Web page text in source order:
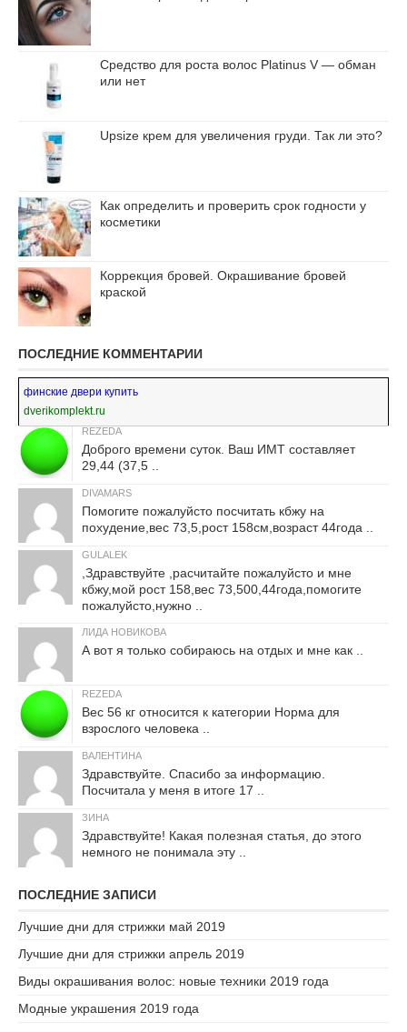
Средство для роста волос Platinus V — обман
или нет
Upsize крем для увеличения груди. Так ли это?
Как определить и проверить срок годности у
косметики
Коррекция бровей. Окрашивание бровей
краской
ПОСЛЕДНИЕ КОММЕНТАРИИ
финские двери купить
dverikomplekt.ru
REZEDA
Доброго времени суток. Ваш ИМТ составляет
29,44 (37,5 ..
DIVAMARS
Помогите пожалуйсто посчитать кбжу на
похудение,вес 73,5,рост 158см,возраст 44года ..
GULALEK
,Здравствуйте ,расчитайте пожалуйсто и мне
кбжу,мой рост 158,вес 73,500,44года,помогите
пожалуйсто,нужно ..
ЛИДА НОВИКОВА
А вот я только собираюсь на отдых и мне как ..
REZEDA
Вес 56 кг относится к категории Норма для
взрослого человека ..
ВАЛЕНТИНА
Здравствуйте. Спасибо за информацию.
Посчитала у меня в итоге 17 ..
ЗИНА
Здравствуйте! Какая полезная статья, до этого
немного не понимала эту ..
ПОСЛЕДНИЕ ЗАПИСИ
Лучшие дни для стрижки май 2019
Лучшие дни для стрижки апрель 2019
Виды окрашивания волос: новые техники 2019 года
Модные украшения 2019 года